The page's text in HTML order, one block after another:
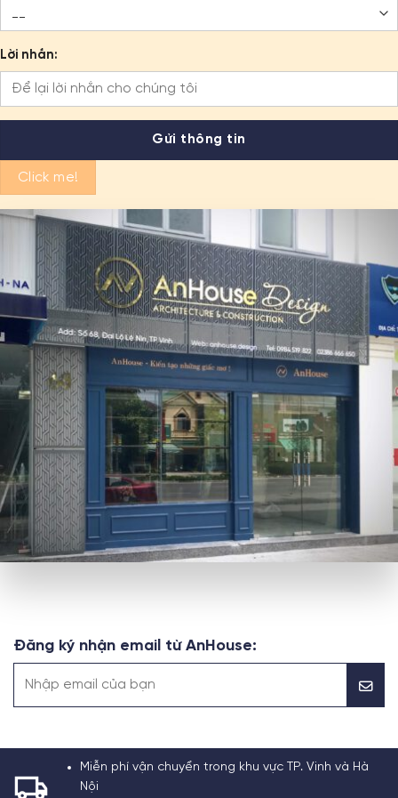
Lời nhắn:
Click me!
Đăng ký nhận email từ AnHouse:
Miễn phí vận chuyển trong khu vực TP. Vinh và Hà
Nội